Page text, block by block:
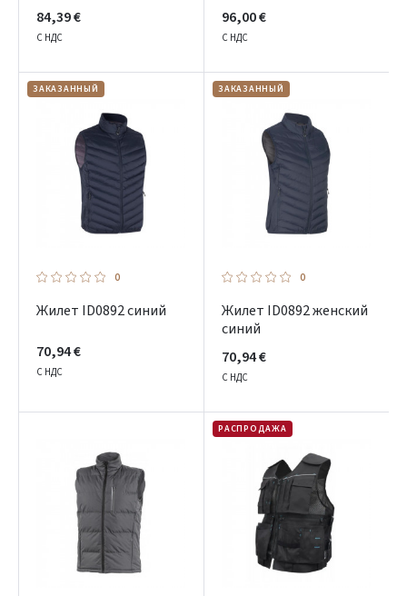
84,39 €
С НДС
96,00 €
С НДС
ЗАКАЗАННЫЙ
0
Жилет ID0892 синий
70,94 €
С НДС
ЗАКАЗАННЫЙ
0
Жилет ID0892 женский
синий
70,94 €
С НДС
РАСПРОДАЖА